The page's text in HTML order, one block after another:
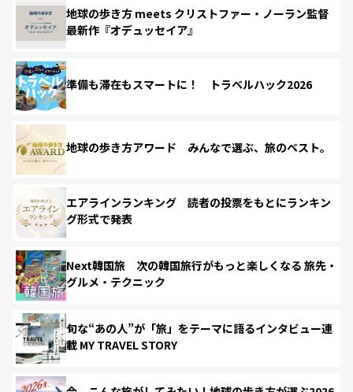
地球の歩き方 meets クリストファー・ノーラン監督
最新作『オデュッセイア』
準備も滞在もスマートに！ トラベルハック2026
地球の歩き方アワード みんなで選ぶ、旅のベスト。
エアラインランキング 読者の投票をもとにランキン
グ形式で発表
Next韓国旅 次の韓国旅行がもっと楽しくなる 旅先・
グルメ・テクニック
旬な“あの人”が「旅」をテーマに語るインタビュー連
載 MY TRAVEL STORY